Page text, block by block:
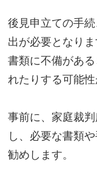
後見申立ての手
出が必要となりま
書類に不備があ
れたりする可能性
事前に、家庭裁
し、必要な書類
勧めします。